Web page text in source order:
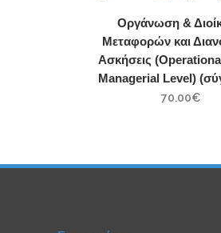
Οργάνωση &
Μεταφορών και
Ασκήσεις
Managerial Level)
70.00€